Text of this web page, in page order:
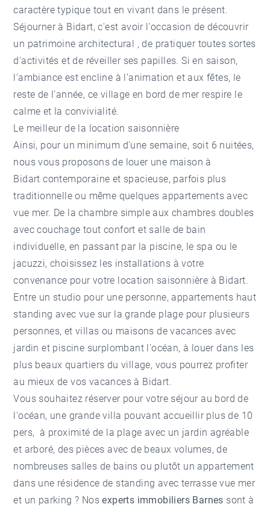
caractère typique tout en vivant dans le présent.
Séjourner à Bidart, c'est avoir l'occasion de découvrir
un patrimoine architectural , de pratiquer toutes sortes
d'activités et de réveiller ses papilles. Si en saison,
l’ambiance est encline à l’animation et aux fêtes, le
reste de l’année, ce village en bord de mer respire le
calme et la convivialité.
Le meilleur de la location saisonnière
Ainsi, pour un minimum d'une semaine, soit 6 nuitées,
nous vous proposons de louer une maison à
Bidart contemporaine et spacieuse, parfois plus
traditionnelle ou même quelques appartements avec
vue mer. De la chambre simple aux chambres doubles
avec couchage tout confort et salle de bain
individuelle, en passant par la piscine, le spa ou le
jacuzzi, choisissez les installations à votre
convenance pour votre location saisonnière à Bidart.
Entre un studio pour une personne, appartements haut
standing avec vue sur la grande plage pour plusieurs
personnes, et villas ou maisons de vacances avec
jardin et piscine surplombant l'océan, à louer dans les
plus beaux quartiers du village, vous pourrez profiter
au mieux de vos vacances à Bidart.
Vous souhaitez réserver pour votre séjour au bord de
l'océan, une grande villa pouvant accueillir plus de 10
pers, à proximité de la plage avec un jardin agréable
et arboré, des pièces avec de beaux volumes, de
nombreuses salles de bains ou plutôt un appartement
dans une résidence de standing avec terrasse vue mer
et un parking ? Nosexperts immobiliers Barnes sont à